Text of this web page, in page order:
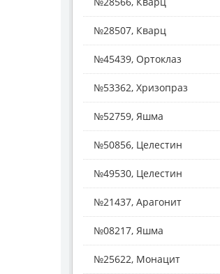
№28507, Кварц
№45439, Ортоклаз
№53362, Хризопраз
№52759, Яшма
№50856, Целестин
№49530, Целестин
№21437, Арагонит
№08217, Яшма
№25622, Монацит